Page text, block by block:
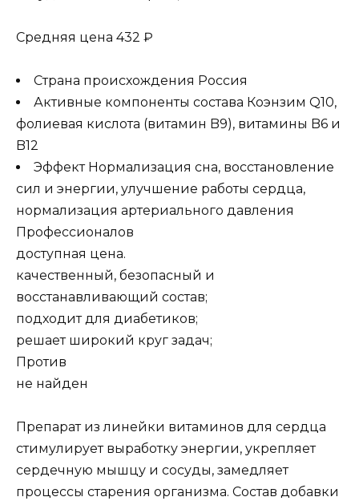
Средняя цена 432 ₽
Страна происхождения Россия
Активные компоненты состава Коэнзим Q10,
фолиевая кислота (витамин B9), витамины B6 и
B12
Эффект Нормализация сна, восстановление
сил и энергии, улучшение работы сердца,
нормализация артериального давления
Профессионалов
доступная цена.
качественный, безопасный и
восстанавливающий состав;
подходит для диабетиков;
решает широкий круг задач;
Против
не найден
Препарат из линейки витаминов для сердца
стимулирует выработку энергии, укрепляет
сердечную мышцу и сосуды, замедляет
процессы старения организма. Состав добавки